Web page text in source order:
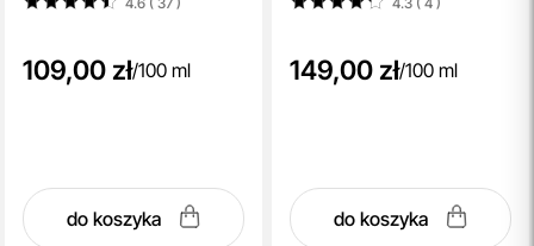
109,00 zł/100 ml
do koszyka
149,00 zł/100 ml
do koszyka